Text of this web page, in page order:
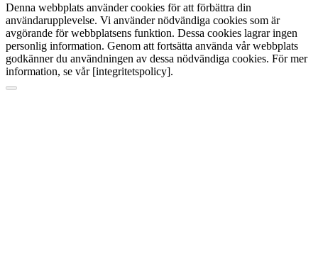
Denna webbplats använder cookies för att förbättra din
användarupplevelse. Vi använder nödvändiga cookies som är
avgörande för webbplatsens funktion. Dessa cookies lagrar ingen
personlig information. Genom att fortsätta använda vår webbplats
godkänner du användningen av dessa nödvändiga cookies. För mer
information, se vår [integritetspolicy].